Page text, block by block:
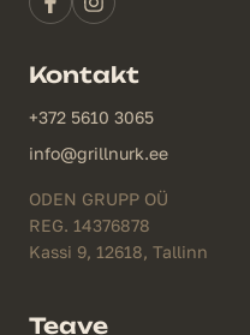
Kontakt
+372 5610 3065
info@grillnurk.ee
ODEN GRUPP OÜ
REG. 14376878
Kassi 9, 12618, Tallinn
Teave